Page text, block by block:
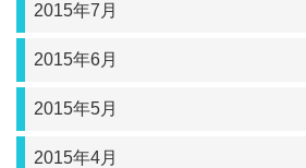
2015年7月
2015年6月
2015年5月
2015年4月